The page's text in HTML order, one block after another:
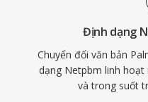
Định dạng
Chuyển đổi văn bản
dạng Netpbm linh
và trong suốt